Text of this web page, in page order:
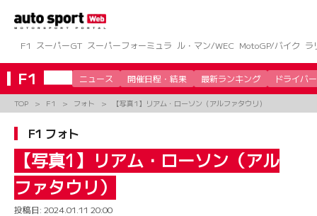
ツ
へ
ス
キ
ッ
F1 スーパーGT スーパーフォーミュラ ル・マン/WEC MotoGP/バイク ラ
F1 ニュース 開催日程・結果 最新ランキング ドライバー
TOP F1 フォト 【写真1】リアム・ローソン（アルファタウリ）
F1 フォト
【写真1】リアム・ローソン（アル
ファタウリ）
投稿日: 2024.01.11 20:00